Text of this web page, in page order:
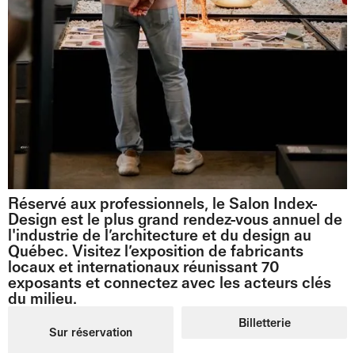
Réservé aux professionnels, le Salon Index-
Design est le plus grand rendez-vous annuel de
l'industrie de l’architecture et du design au
Québec. Visitez l’exposition de fabricants
locaux et internationaux réunissant 70
exposants et connectez avec les acteurs clés
du milieu.
Sur réservation
Billetterie